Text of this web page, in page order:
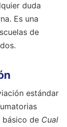
duda
Es una
de
estándar
básico de Cual